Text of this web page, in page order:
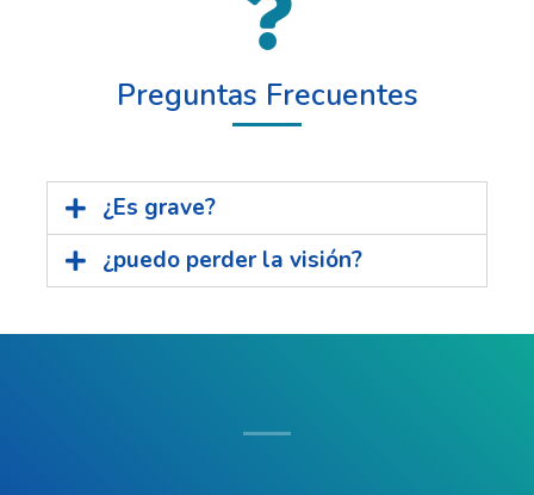
Preguntas Frecuentes
¿Es grave?
¿puedo perder la visión?